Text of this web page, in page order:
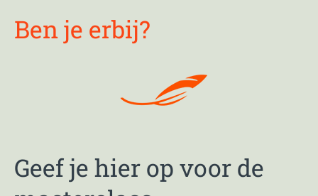
Ben je erbij?
Geef je hier op voor de